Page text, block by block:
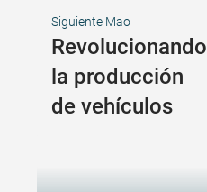
Siguiente Mao
Revolucionando
la producción
de vehículos